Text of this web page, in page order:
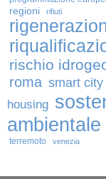
regioni rifiuti
rischio
roma smart city
housing
ambientale
terremoto venezia